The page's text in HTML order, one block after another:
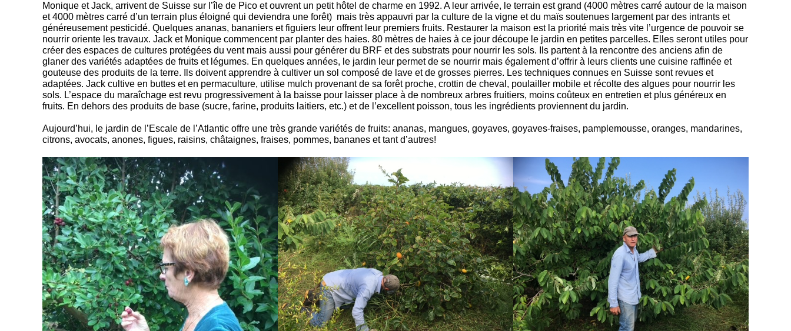
Monique et Jack, arrivent de Suisse sur l’île de Pico et ouvrent un petit hôtel de charme en 1992. A leur arrivée, le terrain est grand (4000 mètres carré autour de la maison
et 4000 mètres carré d’un terrain plus éloigné qui deviendra une forêt) mais très appauvri par la culture de la vigne et du maïs soutenues largement par des intrants et
généreusement pesticidé. Quelques ananas, bananiers et figuiers leur offrent leur premiers fruits. Restaurer la maison est la priorité mais très vite l’urgence de pouvoir se
nourrir oriente les travaux. Jack et Monique commencent par planter des haies. 80 mètres de haies à ce jour découpe le jardin en petites parcelles. Elles seront utiles pour
créer des espaces de cultures protégées du vent mais aussi pour générer du BRF et des substrats pour nourrir les sols. Ils partent à la rencontre des anciens afin de
glaner des variétés adaptées de fruits et légumes. En quelques années, le jardin leur permet de se nourrir mais également d’offrir à leurs clients une cuisine raffinée et
gouteuse des produits de la terre. Ils doivent apprendre à cultiver un sol composé de lave et de grosses pierres. Les techniques connues en Suisse sont revues et
adaptées. Jack cultive en buttes et en permaculture, utilise mulch provenant de sa forêt proche, crottin de cheval, poulailler mobile et récolte des algues pour nourrir les
sols. L’espace du maraîchage est revu progressivement à la baisse pour laisser place à de nombreux arbres fruitiers, moins coûteux en entretien et plus généreux en
fruits. En dehors des produits de base (sucre, farine, produits laitiers, etc.) et de l’excellent poisson, tous les ingrédients proviennent du jardin.
Aujourd’hui, le jardin de l’Escale de l’Atlantic offre une très grande variétés de fruits: ananas, mangues, goyaves, goyaves-fraises, pamplemousse, oranges, mandarines,
citrons, avocats, anones, figues, raisins, châtaignes, fraises, pommes, bananes et tant d’autres!